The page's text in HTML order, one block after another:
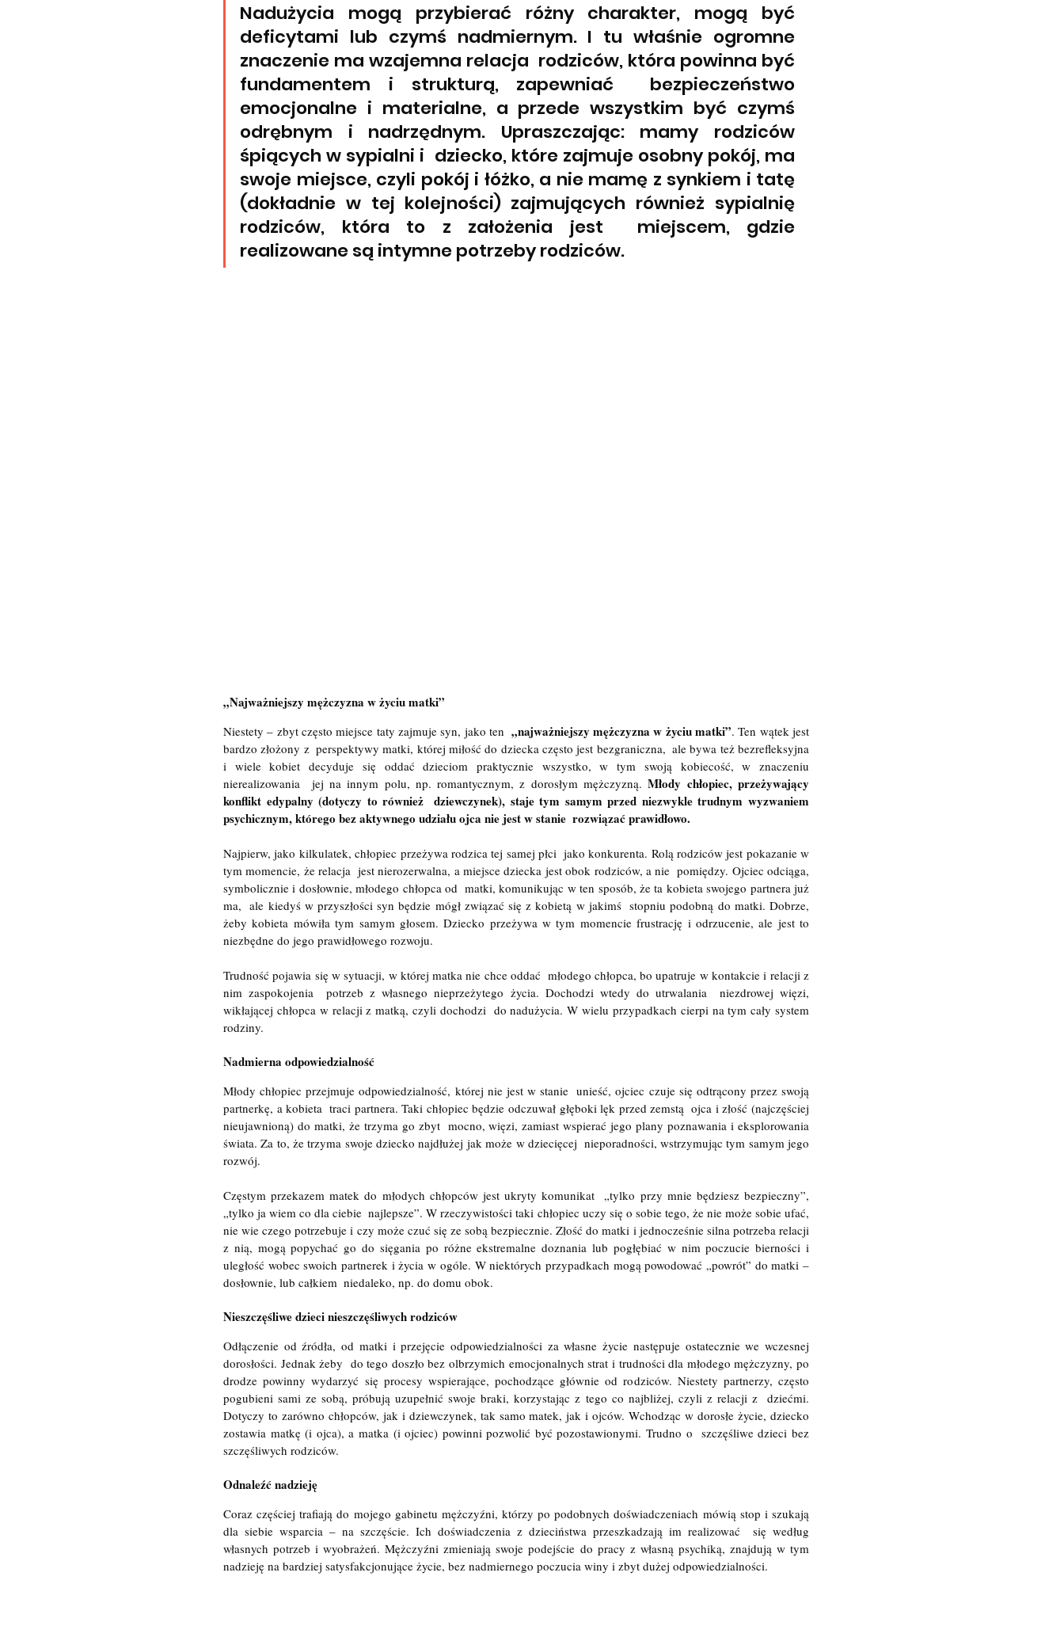
Nadużycia mogą przybierać różny charakter, mogą być
deficytami lub czymś nadmiernym. I tu właśnie ogromne
znaczenie ma wzajemna relacja  rodziców, która powinna być
fundamentem i strukturą, zapewniać  bezpieczeństwo
emocjonalne i materialne, a przede wszystkim być czymś
odrębnym i nadrzędnym. Upraszczając: mamy rodziców
śpiących w sypialni i  dziecko, które zajmuje osobny pokój, ma
swoje miejsce, czyli pokój i łóżko, a nie mamę z synkiem i tatę
(dokładnie w tej kolejności) zajmujących również sypialnię
rodziców, która to z założenia jest  miejscem, gdzie
realizowane są intymne potrzeby rodziców.
„Najważniejszy mężczyzna w życiu matki”
Niestety – zbyt często miejsce taty zajmuje syn, jako ten „najważniejszy mężczyzna w życiu matki”. Ten wątek jest
bardzo złożony z  perspektywy matki, której miłość do dziecka często jest bezgraniczna,  ale bywa też bezrefleksyjna
i wiele kobiet decyduje się oddać dzieciom praktycznie wszystko, w tym swoją kobiecość, w znaczeniu
nierealizowania  jej na innym polu, np. romantycznym, z dorosłym mężczyzną. Młody chłopiec, przeżywający
konflikt edypalny (dotyczy to również  dziewczynek), staje tym samym przed niezwykle trudnym wyzwaniem
psychicznym, którego bez aktywnego udziału ojca nie jest w stanie  rozwiązać prawidłowo.
Najpierw, jako kilkulatek, chłopiec przeżywa rodzica tej samej płci  jako konkurenta. Rolą rodziców jest pokazanie w
tym momencie, że relacja  jest nierozerwalna, a miejsce dziecka jest obok rodziców, a nie  pomiędzy. Ojciec odciąga,
symbolicznie i dosłownie, młodego chłopca od  matki, komunikując w ten sposób, że ta kobieta swojego partnera już
ma,  ale kiedyś w przyszłości syn będzie mógł związać się z kobietą w jakimś  stopniu podobną do matki. Dobrze,
żeby kobieta mówiła tym samym głosem. Dziecko przeżywa w tym momencie frustrację i odrzucenie, ale jest to
niezbędne do jego prawidłowego rozwoju.
Trudność pojawia się w sytuacji, w której matka nie chce oddać  młodego chłopca, bo upatruje w kontakcie i relacji z
nim zaspokojenia  potrzeb z własnego nieprzeżytego życia. Dochodzi wtedy do utrwalania  niezdrowej więzi,
wikłającej chłopca w relacji z matką, czyli dochodzi  do nadużycia. W wielu przypadkach cierpi na tym cały system
rodziny.
Nadmierna odpowiedzialność
Młody chłopiec przejmuje odpowiedzialność, której nie jest w stanie  unieść, ojciec czuje się odtrącony przez swoją
partnerkę, a kobieta  traci partnera. Taki chłopiec będzie odczuwał głęboki lęk przed zemstą  ojca i złość (najczęściej
nieujawnioną) do matki, że trzyma go zbyt  mocno, więzi, zamiast wspierać jego plany poznawania i eksplorowania
świata. Za to, że trzyma swoje dziecko najdłużej jak może w dziecięcej  nieporadności, wstrzymując tym samym jego
rozwój.
Częstym przekazem matek do młodych chłopców jest ukryty komunikat  „tylko przy mnie będziesz bezpieczny”,
„tylko ja wiem co dla ciebie  najlepsze”. W rzeczywistości taki chłopiec uczy się o sobie tego, że nie może sobie ufać,
nie wie czego potrzebuje i czy może czuć się ze sobą bezpiecznie. Złość do matki i jednocześnie silna potrzeba relacji
z nią, mogą popychać go do sięgania po różne ekstremalne doznania lub pogłębiać w nim poczucie bierności i
uległość wobec swoich partnerek i życia w ogóle. W niektórych przypadkach mogą powodować „powrót” do matki –
dosłownie, lub całkiem  niedaleko, np. do domu obok.
Nieszczęśliwe dzieci nieszczęśliwych rodziców
Odłączenie od źródła, od matki i przejęcie odpowiedzialności za własne życie następuje ostatecznie we wczesnej
dorosłości. Jednak żeby  do tego doszło bez olbrzymich emocjonalnych strat i trudności dla młodego mężczyzny, po
drodze powinny wydarzyć się procesy wspierające, pochodzące głównie od rodziców. Niestety partnerzy, często
pogubieni sami ze sobą, próbują uzupełnić swoje braki, korzystając z tego co najbliżej, czyli z relacji z  dziećmi.
Dotyczy to zarówno chłopców, jak i dziewczynek, tak samo matek, jak i ojców. Wchodząc w dorosłe życie, dziecko
zostawia matkę (i ojca), a matka (i ojciec) powinni pozwolić być pozostawionymi. Trudno o  szczęśliwe dzieci bez
szczęśliwych rodziców.
Odnaleźć nadzieję
Coraz częściej trafiają do mojego gabinetu mężczyźni, którzy po podobnych doświadczeniach mówią stop i szukają
dla siebie wsparcia – na szczęście. Ich doświadczenia z dzieciństwa przeszkadzają im realizować  się według
własnych potrzeb i wyobrażeń. Mężczyźni zmieniają swoje podejście do pracy z własną psychiką, znajdują w tym
nadzieję na bardziej satysfakcjonujące życie, bez nadmiernego poczucia winy i zbyt dużej odpowiedzialności.